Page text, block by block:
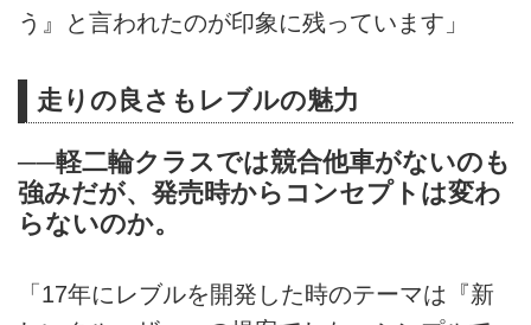
う』と言われたのが印象に残っています」
走りの良さもレブルの魅力
──軽二輪クラスでは競合他車がないのも
強みだが、発売時からコンセプトは変わ
らないのか。
「17年にレブルを開発した時のテーマは『新